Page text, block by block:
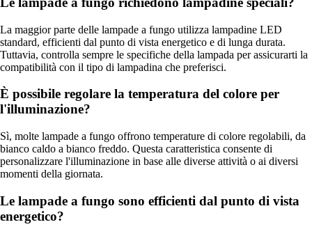
La maggior parte delle lampade a fungo utilizza lampadine LED
standard, efficienti dal punto di vista energetico e di lunga durata.
Tuttavia, controlla sempre le specifiche della lampada per assicurarti la
compatibilità con il tipo di lampadina che preferisci.
È possibile regolare la temperatura del colore per
l'illuminazione?
Sì, molte lampade a fungo offrono temperature di colore regolabili, da
bianco caldo a bianco freddo. Questa caratteristica consente di
personalizzare l'illuminazione in base alle diverse attività o ai diversi
momenti della giornata.
Le lampade a fungo sono efficienti dal punto di vista
energetico?